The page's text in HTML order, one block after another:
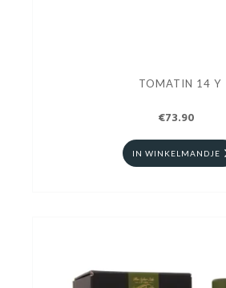
TOMATIN 14 Y
€73.90
IN WINKELMANDJE